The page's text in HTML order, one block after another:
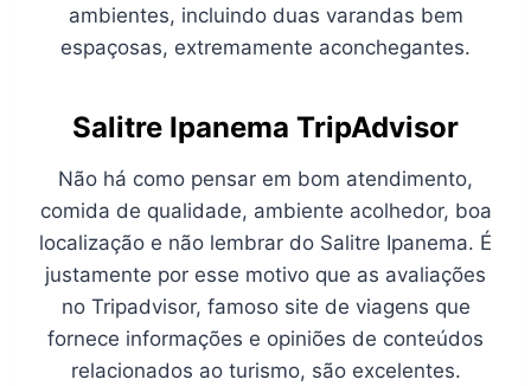
ambientes, incluindo duas varandas bem
espaçosas, extremamente aconchegantes.
Salitre Ipanema TripAdvisor
Não há como pensar em bom atendimento,
comida de qualidade, ambiente acolhedor, boa
localização e não lembrar do Salitre Ipanema. É
justamente por esse motivo que as avaliações
no Tripadvisor, famoso site de viagens que
fornece informações e opiniões de conteúdos
relacionados ao turismo, são excelentes.